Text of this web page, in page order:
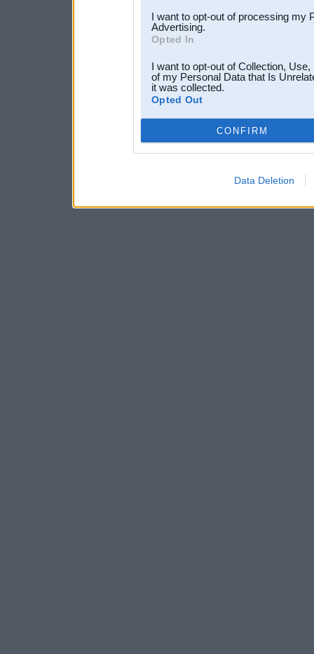
I want to opt-out of processing my
Advertising.
Opted In
I want to opt-out of Collection,
of my Personal Data that Is
it was collected.
Opted Out
CONFIRM
Data Deletion